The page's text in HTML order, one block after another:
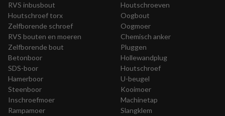
RVS inbusbout
Houtschroef torx
Zelfborende schroef
RVS bouten en moeren
Zelfborende bout
Betonboor
SDS-boor
Hamerboor
Steenboor
Houtschroeven
Oogbout
Oogmoer
Chemisch anker
Pluggen
Hollewandplug
Houtschroef
U-beugel
Kooimoer
Inschroefmoer
Rampamoer
Machinetap
Slangklem